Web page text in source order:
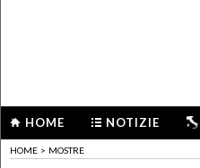
HOME NOTIZIE
HOME > MOSTRE